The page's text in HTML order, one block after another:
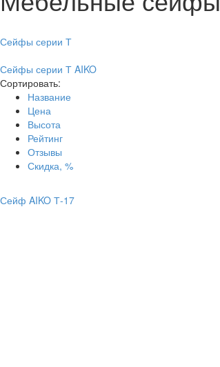
Сейфы серии Т
Сейфы серии Т AIKO
Сортировать:
Название
Цена
Высота
Рейтинг
Отзывы
Скидка, %
Сейф AIKO Т-17